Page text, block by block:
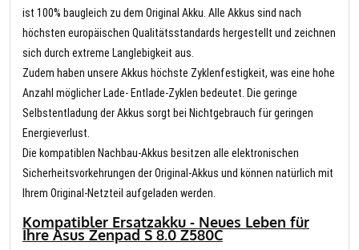
ist 100% baugleich zu dem Original Akku. Alle Akkus sind nach
höchsten europäischen Qualitätsstandards hergestellt und zeichnen
sich durch extreme Langlebigkeit aus.
Zudem haben unsere Akkus höchste Zyklenfestigkeit, was eine hohe
Anzahl möglicher Lade- Entlade-Zyklen bedeutet. Die geringe
Selbstentladung der Akkus sorgt bei Nichtgebrauch für geringen
Energieverlust.
Die kompatiblen Nachbau-Akkus besitzen alle elektronischen
Sicherheitsvorkehrungen der Original-Akkus und können natürlich mit
Ihrem Original-Netzteil aufgeladen werden.
Kompatibler Ersatzakku - Neues Leben für
Ihre Asus Zenpad S 8.0 Z580C